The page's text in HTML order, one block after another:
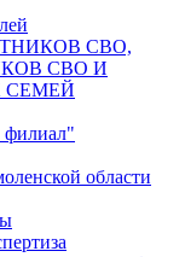
СВО,
СВО И
СЕМЕЙ
филиал"
области